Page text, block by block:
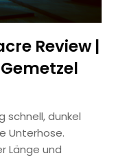
Review |
schnell, dunkel
Unterhose.
Länge und